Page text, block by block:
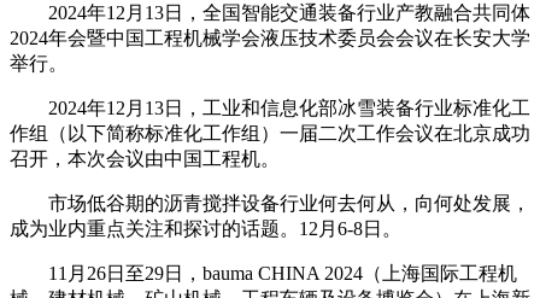
2024年12月13日，全国智能交通装备行业产教融合共同体
2024年会暨中国工程机械学会液压技术委员会会议在长安大学
举行。
2024年12月13日，工业和信息化部冰雪装备行业标准化工
作组（以下简称标准化工作组）一届二次工作会议在北京成功
召开，本次会议由中国工程机。
市场低谷期的沥青搅拌设备行业何去何从，向何处发展，
成为业内重点关注和探讨的话题。12月6-8日。
11月26日至29日，bauma CHINA 2024（上海国际工程机